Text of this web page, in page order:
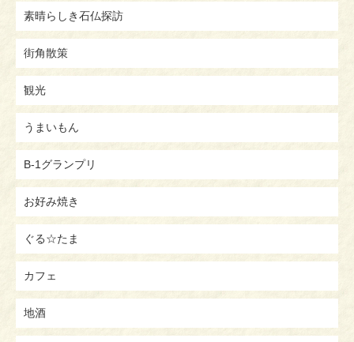
素晴らしき石仏探訪
街角散策
観光
うまいもん
B-1グランプリ
お好み焼き
ぐる☆たま
カフェ
地酒